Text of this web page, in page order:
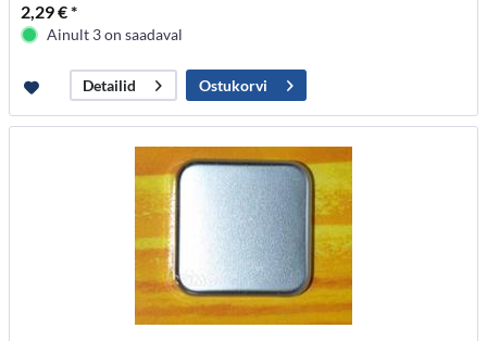
2,29 € *
Ainult 3 on saadaval
Detailid Ostukorvi